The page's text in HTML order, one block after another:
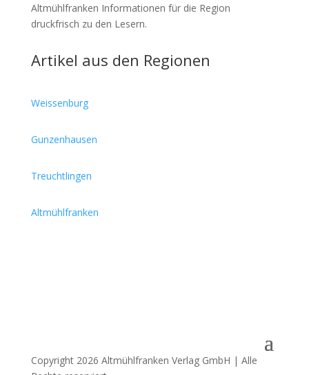
Altmühlfranken Informationen für die Region
druckfrisch zu den Lesern.
Artikel aus den Regionen
Weissenburg
Gunzenhausen
Treuchtlingen
Altmühlfranken
Copyright 2026 Altmühlfranken Verlag GmbH | Alle